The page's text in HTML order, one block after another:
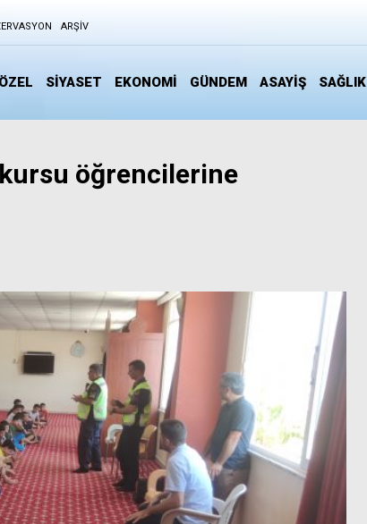
ARŞIV
ÖZEL SİYASET EKONOMİ GÜNDEM ASAYİŞ SAĞLIK
kursu öğrencilerine